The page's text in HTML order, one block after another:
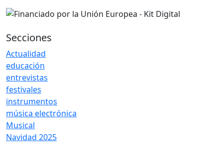
Secciones
Actualidad
educación
entrevistas
festivales
instrumentos
música electrónica
Musical
Navidad 2025